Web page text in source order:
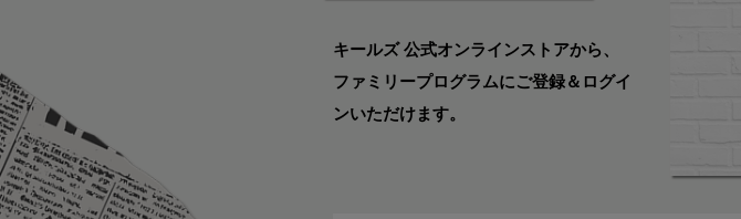
キールズ 公式オンラインストアから、
ファミリープログラムにご登録＆ログイ
ンいただけます。